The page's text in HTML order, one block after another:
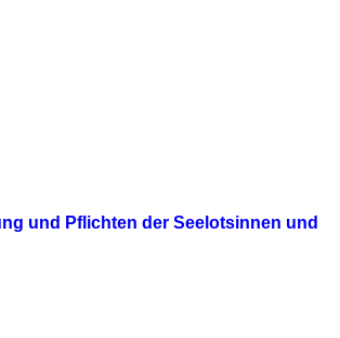
und Pflichten der Seelotsinnen und